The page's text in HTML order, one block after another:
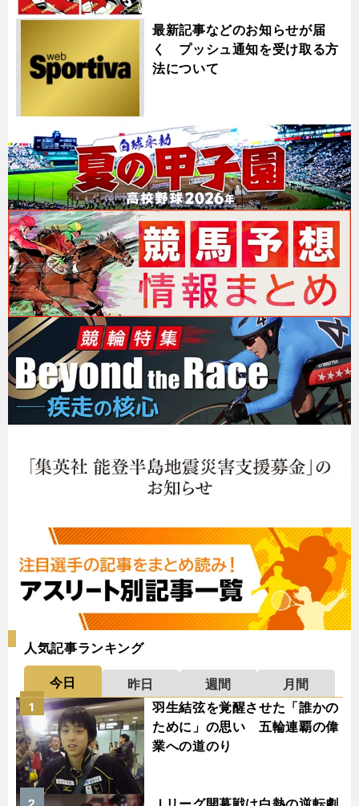
最新記事などのお知らせが届
く プッシュ通知を受け取る方
法について
人気記事ランキング
今日 昨日 週間
月間
羽生結弦を覚醒させた「誰かの
ために」の思い 五輪連覇の偉
業への道のり
1